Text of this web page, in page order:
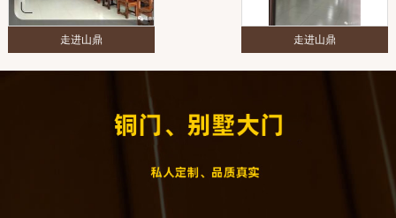
走进山鼎 走进山鼎